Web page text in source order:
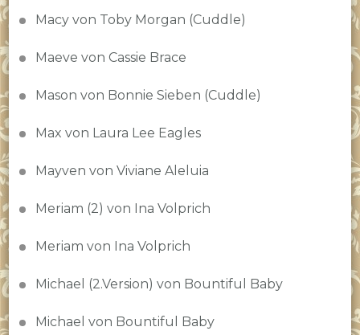
Macy von Toby Morgan (Cuddle)
Maeve von Cassie Brace
Mason von Bonnie Sieben (Cuddle)
Max von Laura Lee Eagles
Mayven von Viviane Aleluia
Meriam (2) von Ina Volprich
Meriam von Ina Volprich
Michael (2.Version) von Bountiful Baby
Michael von Bountiful Baby